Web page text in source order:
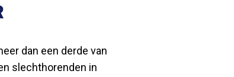
dan een derde van
slechthorenden in